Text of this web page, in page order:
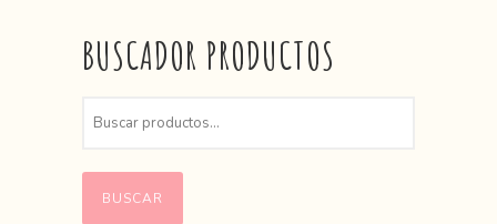
BUSCADOR PRODUCTOS
BUSCAR